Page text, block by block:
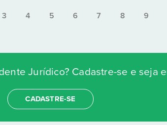
3 4 5 6 7 8 9
Jurídico? Cadastre-se e seja
CADASTRE-SE